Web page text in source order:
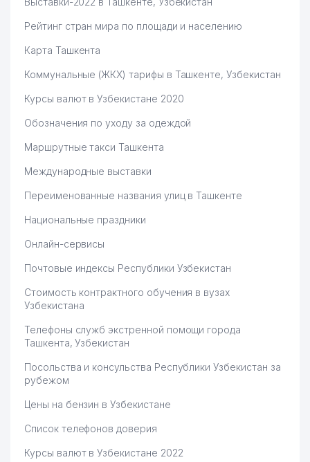
Рейтинг стран мира по площади и населению
Карта Ташкента
Коммунальные (ЖКХ) тарифы в Ташкенте, Узбекистан
Курсы валют в Узбекистане 2020
Обозначения по уходу за одеждой
Маршрутные такси Ташкента
Международные выставки
Переименованные названия улиц в Ташкенте
Национальные праздники
Онлайн-сервисы
Почтовые индексы Республики Узбекистан
Стоимость контрактного обучения в вузах
Узбекистана
Телефоны служб экстренной помощи города
Ташкента, Узбекистан
Посольства и консульства Республики Узбекистан за
рубежом
Цены на бензин в Узбекистане
Список телефонов доверия
Курсы валют в Узбекистане 2022